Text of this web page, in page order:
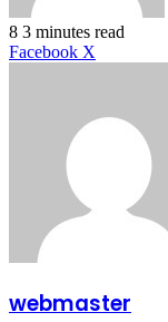
8 3 minutes read
Facebook X
webmaster